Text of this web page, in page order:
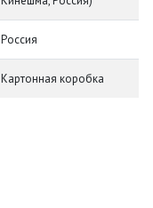
Россия
Картонная коробка